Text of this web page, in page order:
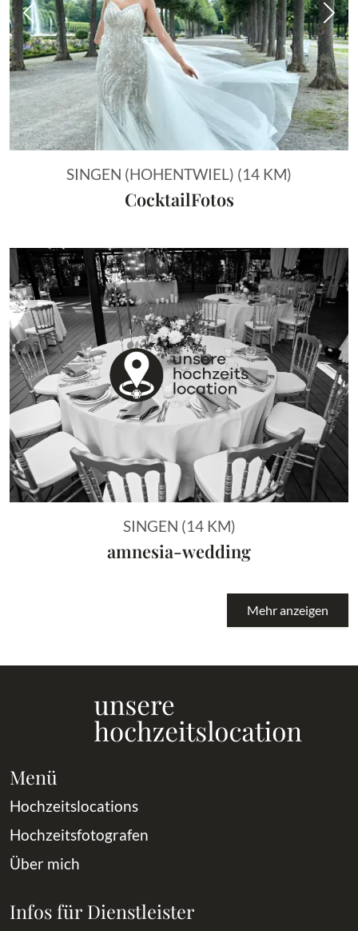
Vorheriges Bild
SINGEN (HOHENTWIEL) (14 KM)
CocktailFotos
SINGEN (14 KM)
amnesia-wedding
Mehr anzeigen
Menü
Hochzeitslocations
Hochzeitsfotografen
Über mich
Infos für Dienstleister